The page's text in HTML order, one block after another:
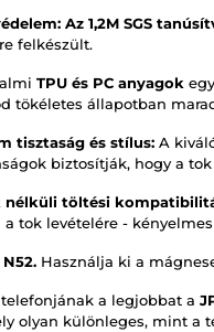
Az 1,2M SGS
felkészült.
TPU és PC anyagok
tökéletes állapotban
tisztaság és stílus: A
biztosítják, hogy a
nélküli töltési
a tok levételére -
Használja ki a
a legjobbat a
olyan különleges, mint a